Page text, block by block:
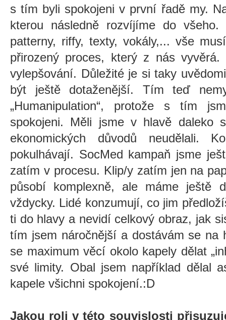
s tím byli spokojeni v první řadě my.
kterou následně rozvíjíme do všeho.
patterny, riffy, texty, vokály,... vše
přirozený proces, který z nás
vylepšování. Důležité je si taky
být ještě dotaženější. Tím teď
„Humanipulation“, protože s tím
spokojeni. Měli jsme v hlavě daleko
ekonomických důvodů neudělali.
pokulhávají. SocMed kampaň jsme
zatím v procesu. Klip/y zatím jen na
působí komplexně, ale máme ještě
vždycky. Lidé konzumují, co jim
ti do hlavy a nevidí celkový obraz, jak
tím jsem náročnější a dostávám se na
se maximum věcí okolo kapely dělat „
své limity. Obal jsem například dělal
kapele všichni spokojení.:D
Jakou roli v této souvislosti